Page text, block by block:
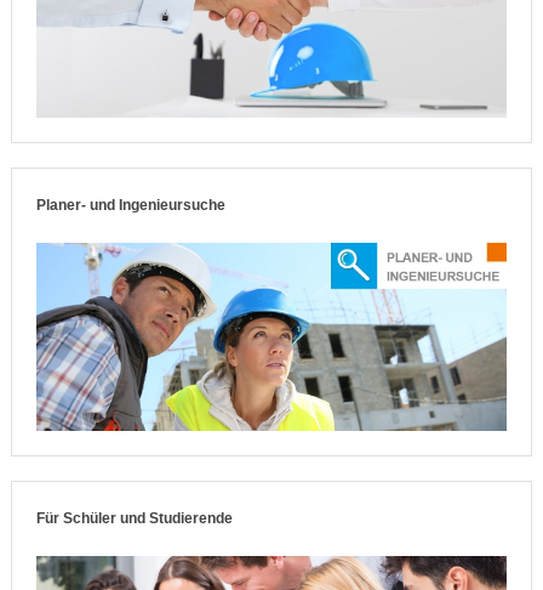
Planer- und Ingenieursuche
Für Schüler und Studierende